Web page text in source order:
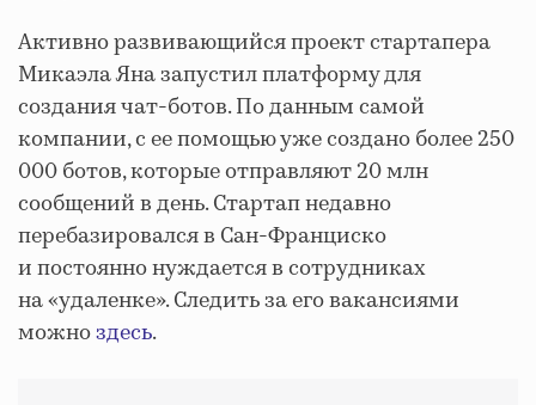
Активно развивающийся проект стартапера
Микаэла Яна запустил платформу для
создания чат-ботов. По данным самой
компании, с ее помощью уже создано более 250
000 ботов, которые отправляют 20 млн
сообщений в день. Стартап недавно
перебазировался в Сан-Франциско
и постоянно нуждается в сотрудниках
на «удаленке». Следить за его вакансиями
можноздесь.